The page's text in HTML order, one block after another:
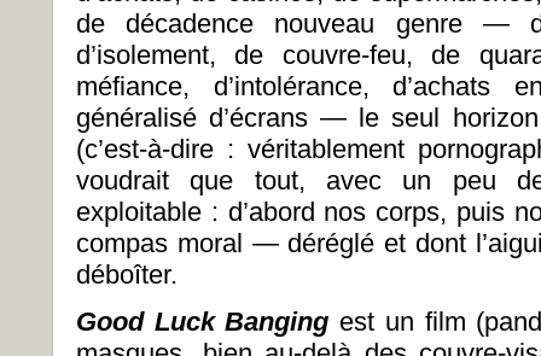
de décadence nouveau genre —
d’isolement, de couvre-feu, de
méfiance, d’intolérance, d’achats
généralisé d’écrans — le seul
(c’est-à-dire : véritablement
voudrait que tout, avec un peu
exploitable : d’abord nos corps, puis
compas moral — déréglé et dont
déboîter.
Good Luck Banging est un film